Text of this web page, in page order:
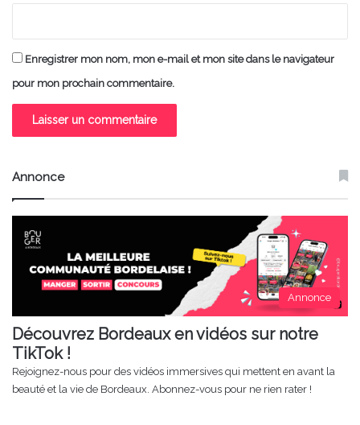
Enregistrer mon nom, mon e-mail et mon site dans le navigateur
pour mon prochain commentaire.
Annonce
Annonce
Découvrez Bordeaux en vidéos sur notre
TikTok !
Rejoignez-nous pour des vidéos immersives qui mettent en avant la
beauté et la vie de Bordeaux. Abonnez-vous pour ne rien rater !